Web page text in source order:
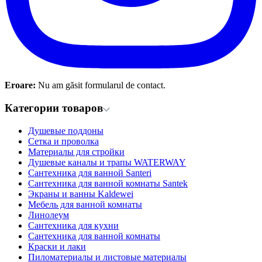
Eroare: Nu am găsit formularul de contact.
Категории товаров
Душевые поддоны
Сетка и проволка
Материалы для стройки
Душевые каналы и трапы WATERWAY
Сантехника для ванной Santeri
Сантехника для ванной комнаты Santek
Экраны и ванны Kaldewei
Мебель для ванной комнаты
Линолеум
Сантехника для кухни
Сантехника для ванной комнаты
Краски и лаки
Пиломатериалы и листовые материалы